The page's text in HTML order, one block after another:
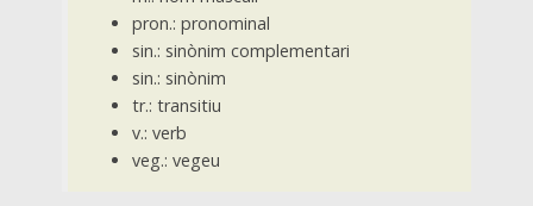
pron.: pronominal
sin.: sinònim complementari
sin.: sinònim
tr.: transitiu
v.: verb
veg.: vegeu